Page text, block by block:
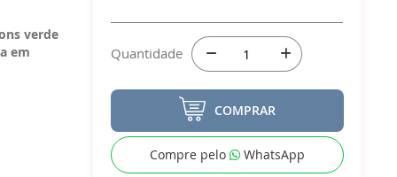
verde
em
Quantidade
COMPRAR
Compre pelo WhatsApp